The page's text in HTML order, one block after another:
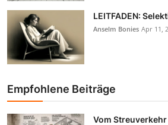
LEITFADEN:
Anselm Bonies Apr 11,
Empfohlene Beiträge
Vom